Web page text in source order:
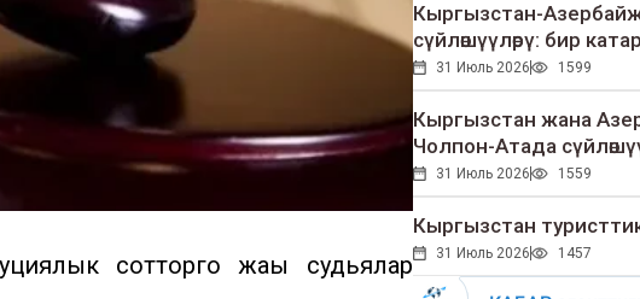
сотторго жаңы судьялар
Кыргызстан-
сүйлөшүүлөрү: бир
31 Июль 2026 1599
Кыргызстан жана
Чолпон-Атада
31 Июль 2026 1559
Кыргызстан
31 Июль 2026 1457